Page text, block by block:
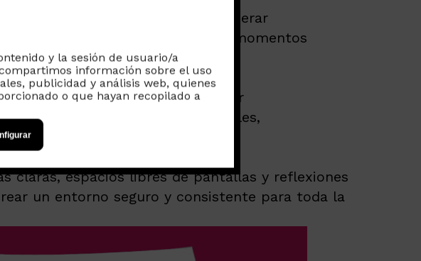
y la sesión de usuario/a
información sobre el uso
publicidad y análisis web, quienes
o que hayan recopilado a
la regulación emocional y generar
y efectivas para gestionar momentos
niñas puedan interiorizar.
digital. Nos ayuda a detectar
para construir hábitos saludables,
tecnología.
claras, espacios libres de pantallas y reflexiones
un entorno seguro y consistente para toda la